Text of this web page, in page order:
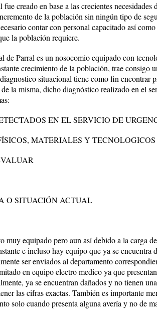
creado en base a las crecientes
de la población sin ningún tipo de
contar con personal capacitado así
la población requiere.
de Parral es un nosocomio equipado con
crecimiento de la población, trae consigo
situacional tiene como fin encontrar
la misma, dicho diagnóstico realizado en el
EN EL SERVICIO DE
MATERIALES Y TECNOLOGICOS
O SITUACIÓN ACTUAL
muy equipado pero aun así debido a la carga
e incluso hay equipo que ya se encuentra
ser enviados al departamento
en equipo electro medico ya que
ya se encuentran dañados y no tienen
las cifras exactas. También es importante
solo cuando presenta alguna avería y no de